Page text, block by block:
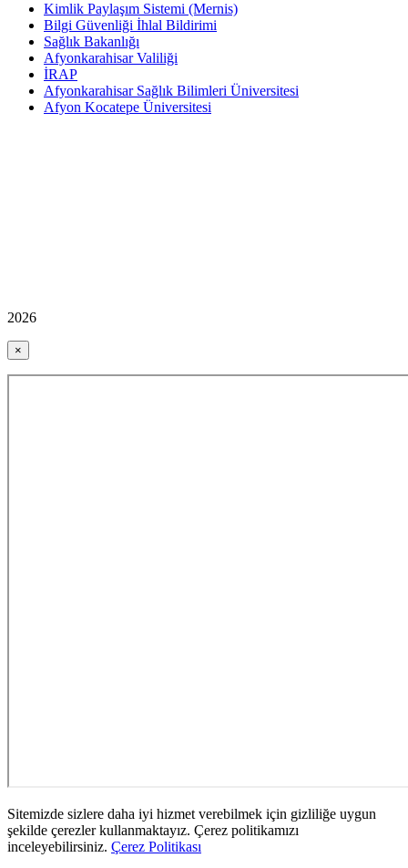
Kimlik Paylaşım Sistemi (Mernis)
Bilgi Güvenliği İhlal Bildirimi
Sağlık Bakanlığı
Afyonkarahisar Valiliği
İRAP
Afyonkarahisar Sağlık Bilimleri Üniversitesi
Afyon Kocatepe Üniversitesi
2026
×
Sitemizde sizlere daha iyi hizmet verebilmek için gizliliğe uygun
şekilde çerezler kullanmaktayız. Çerez politikamızı
inceleyebilirsiniz. Çerez Politikası